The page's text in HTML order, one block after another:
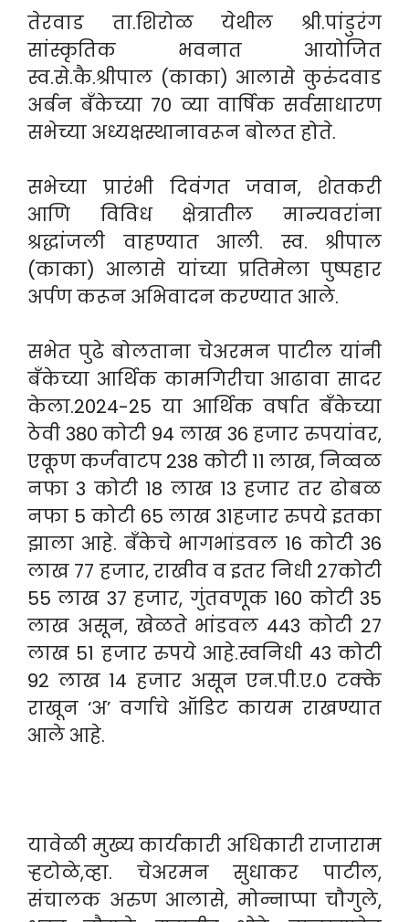
तेरवाड ता.शिरोळ येथील श्री.पांडुरंग
सांस्कृतिक भवनात आयोजित
स्व.से.कै.श्रीपाल (काका) आलासे कुरुंदवाड
अर्बन बँकेच्या 70 व्या वार्षिक सर्वसाधारण
सभेच्या अध्यक्षस्थानावरून बोलत होते.
सभेच्या प्रारंभी दिवंगत जवान, शेतकरी
आणि विविध क्षेत्रातील मान्यवरांना
श्रद्धांजली वाहण्यात आली. स्व. श्रीपाल
(काका) आलासे यांच्या प्रतिमेला पुष्पहार
अर्पण करून अभिवादन करण्यात आले.
सभेत पुढे बोलताना चेअरमन पाटील यांनी
बँकेच्या आर्थिक कामगिरीचा आढावा सादर
केला.2024-25 या आर्थिक वर्षात बँकेच्या
ठेवी 380 कोटी 94 लाख 36 हजार रुपयांवर,
एकूण कर्जवाटप 238 कोटी 11 लाख, निव्वळ
नफा 3 कोटी 18 लाख 13 हजार तर ढोबळ
नफा 5 कोटी 65 लाख 31हजार रुपये इतका
झाला आहे. बँकेचे भागभांडवल 16 कोटी 36
लाख 77 हजार, राखीव व इतर निधी 27कोटी
55 लाख 37 हजार, गुंतवणूक 160 कोटी 35
लाख असून, खेळते भांडवल 443 कोटी 27
लाख 51 हजार रुपये आहे.स्वनिधी 43 कोटी
92 लाख 14 हजार असून एन.पी.ए.0 टक्के
राखून ‘अ’ वर्गाचे ऑडिट कायम राखण्यात
आले आहे.
यावेळी मुख्य कार्यकारी अधिकारी राजाराम
ऱ्हटोळे,व्हा. चेअरमन सुधाकर पाटील,
संचालक अरुण आलासे, मोन्नाप्पा चौगुले,